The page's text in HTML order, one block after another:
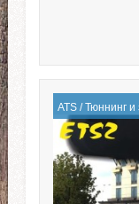
ATS/Тюннинг и